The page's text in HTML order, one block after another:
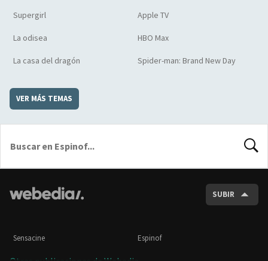
Supergirl Apple TV
La odisea HBO Max
La casa del dragón Spider-man: Brand New Day
VER MÁS TEMAS
SUBIR
Sensacine Espinof